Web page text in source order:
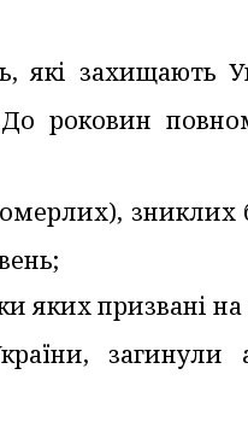
які захищають
роковин
зниклих
яких призвані
загинули